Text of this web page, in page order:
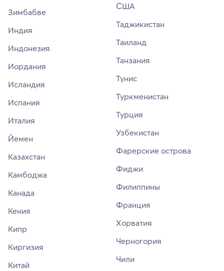
Зимбабве
Индия
Индонезия
Иордания
Исландия
Испания
Италия
Йемен
Казахстан
Камбоджа
Канада
Кения
Кипр
Киргизия
Китай
США
Таджикистан
Таиланд
Танзания
Тунис
Туркменистан
Турция
Узбекистан
Фарерские острова
Фиджи
Филиппины
Франция
Хорватия
Черногория
Чили